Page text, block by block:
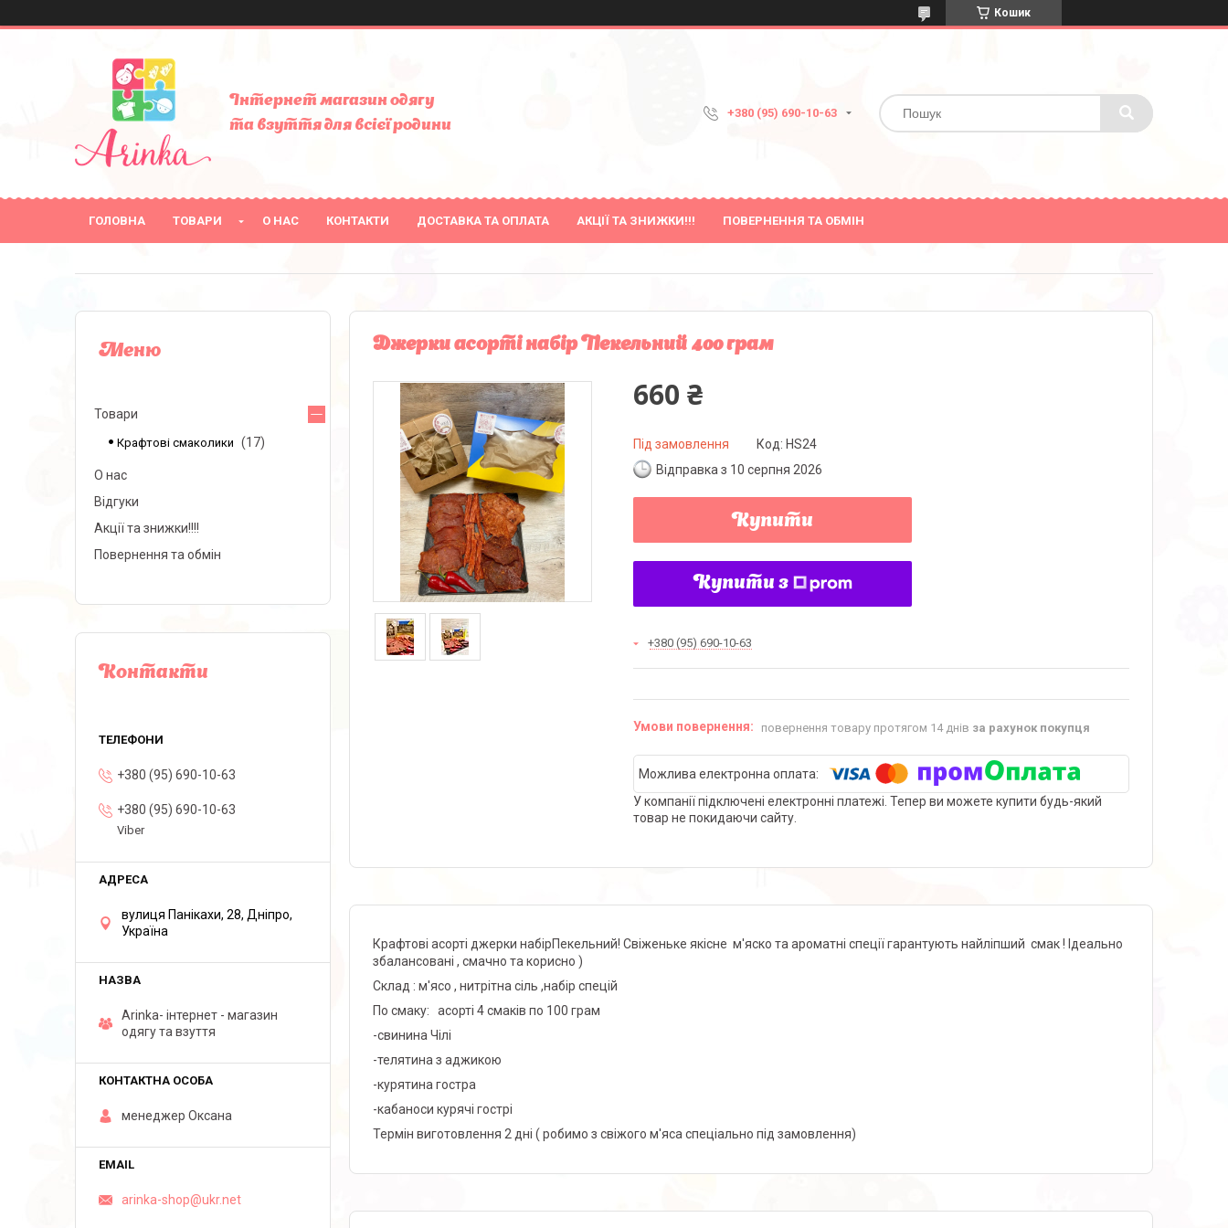
Кошик
Інтернет магазин одягу
та взуття для всієї родини
+380 (95) 690-10-63
ГОЛОВНА ТОВАРИ О НАС КОНТАКТИ ДОСТАВКА ТА ОПЛАТА АКЦІЇ ТА ЗНИЖКИ!!! ПОВЕРНЕННЯ ТА ОБМІН
Джерки асорті набір Пекельний 400 грам
660 ₴
Під замовлення Код: HS24
Відправка з 10 серпня 2026
Купити
Купити з
+380 (95) 690-10-63
повернення товару протягом 14 днів за рахунок покупця
У компанії підключені електронні платежі. Тепер ви можете купити будь-який
товар не покидаючи сайту.
Крафтові асорті джерки набірПекельний! Свіженьке якісне м'яско та ароматні спеції гарантують найліпший смак ! Ідеально
збалансовані , смачно та корисно )
Склад : м'ясо , нитрітна сіль ,набір спецій
По смаку: асорті 4 смаків по 100 грам
-свинина Чілі
-телятина з аджикою
-курятина гостра
-кабаноси курячі гострі
Термін виготовлення 2 дні ( робимо з свіжого м'яса спеціально під замовлення)
Товари
Крафтові смаколики 17
О нас
Відгуки
Акції та знижки!!!!
Повернення та обмін
Контакти
+380 (95) 690-10-63
+380 (95) 690-10-63
Viber
вулиця Панікахи, 28, Дніпро,
Україна
Arinka- інтернет - магазин
одягу та взуття
менеджер Оксана
arinka-shop@ukr.net